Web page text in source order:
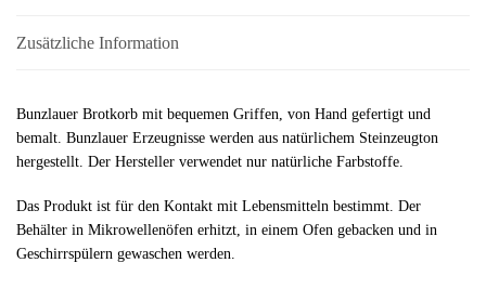
Zusätzliche Information
Bunzlauer Brotkorb mit bequemen Griffen, von Hand gefertigt und
bemalt. Bunzlauer Erzeugnisse werden aus natürlichem Steinzeugton
hergestellt. Der Hersteller verwendet nur natürliche Farbstoffe.
Das Produkt ist für den Kontakt mit Lebensmitteln bestimmt. Der
Behälter in Mikrowellenöfen erhitzt, in einem Ofen gebacken und in
Geschirrspülern gewaschen werden.